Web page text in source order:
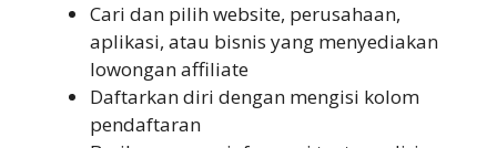
Cari dan pilih website, perusahaan,
aplikasi, atau bisnis yang menyediakan
lowongan affiliate
Daftarkan diri dengan mengisi kolom
pendaftaran